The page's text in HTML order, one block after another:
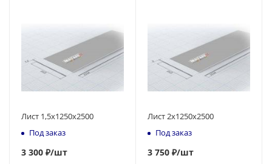
Лист 1,5х1250х2500
Под заказ
3 300 ₽/шт
Лист 2х1250х2500
Под заказ
3 750 ₽/шт